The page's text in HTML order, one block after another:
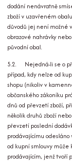
dodání nenávratně
zboží v uzavřeném
důvodů jej není možné
obrazové nahrávky
původní obal.
5.2. Nejedná-li se o
případ, kdy nelze od
shopu (nikoliv v
občanského zákoníku
dnů od převzetí zboží,
několik druhů zboží
převzetí poslední
prodávajícímu
od kupní smlouvy může
prodávajícím, jenž tvoří